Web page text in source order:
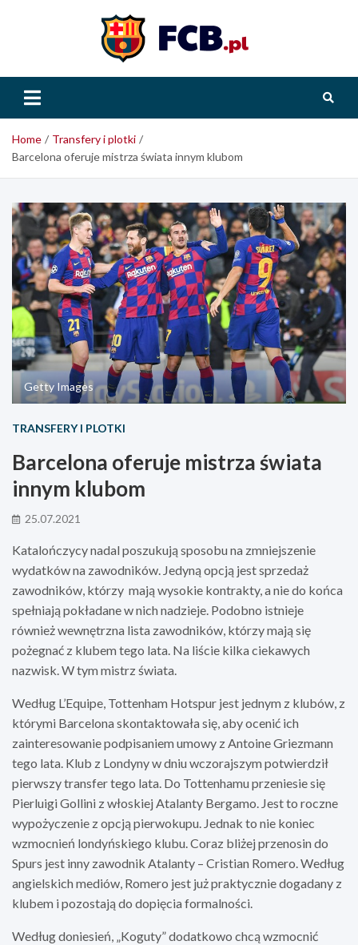
Home
Transfery i plotki
Barcelona oferuje mistrza świata innym klubom
Getty Images
TRANSFERY I PLOTKI
Barcelona oferuje mistrza świata
innym klubom
25.07.2021
Katalończycy nadal poszukują sposobu na zmniejszenie
wydatków na zawodników. Jedyną opcją jest sprzedaż
zawodników, którzy mają wysokie kontrakty, a nie do końca
spełniają pokładane w nich nadzieje. Podobno istnieje
również wewnętrzna lista zawodników, którzy mają się
pożegnać z klubem tego lata. Na liście kilka ciekawych
nazwisk. W tym mistrz świata.
Według L’Equipe, Tottenham Hotspur jest jednym z klubów, z
którymi Barcelona skontaktowała się, aby ocenić ich
zainteresowanie podpisaniem umowy z Antoine Griezmann
tego lata. Klub z Londyny w dniu wczorajszym potwierdził
pierwszy transfer tego lata. Do Tottenhamu przeniesie się
Pierluigi Gollini z włoskiej Atalanty Bergamo. Jest to roczne
wypożyczenie z opcją pierwokupu. Jednak to nie koniec
wzmocnień londyńskiego klubu. Coraz bliżej przenosin do
Spurs jest inny zawodnik Atalanty – Cristian Romero. Według
angielskich mediów, Romero jest już praktycznie dogadany z
klubem i pozostają do dopięcia formalności.
Według doniesień, „Koguty” dodatkowo chcą wzmocnić